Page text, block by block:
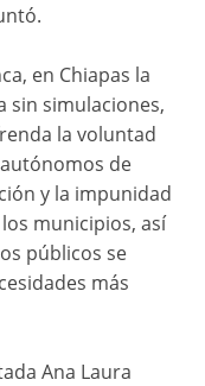
en Chiapas la
sin simulaciones,
la voluntad
de
y la impunidad
municipios, así
públicos se
más
Ana Laura